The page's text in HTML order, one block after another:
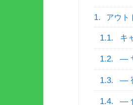
1. アウト
1.1. キ
1.2. ―
1.3. ―
1.4. ―